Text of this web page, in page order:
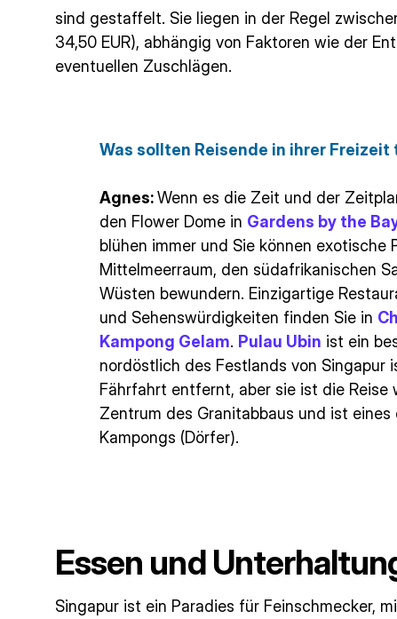
sind gestaffelt. Sie liegen in der Regel
34,50 EUR), abhängig von Faktoren wie der
eventuellen Zuschlägen.
Was sollten Reisende in ihrer Freizeit
Agnes:Wenn es die Zeit und der
den Flower Dome in Gardens by the
blühen immer und Sie können exotische
Mittelmeerraum, den südafrikanischen
Wüsten bewundern. Einzigartige
und Sehenswürdigkeiten finden Sie in
Kampong Gelam. Pulau Ubin ist ein
nordöstlich des Festlands von Singapur
Fährfahrt entfernt, aber sie ist die Reise
Zentrum des Granitabbaus und ist
Kampongs (Dörfer).
Essen und
Singapur ist ein Paradies für Feinschmecker,